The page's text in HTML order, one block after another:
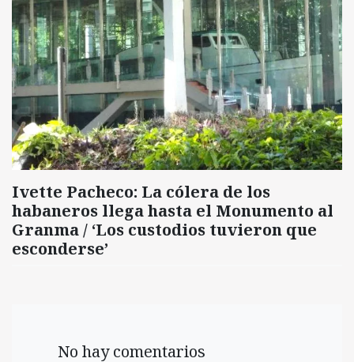
Ivette Pacheco: La cólera de los
habaneros llega hasta el Monumento al
Granma / ‘Los custodios tuvieron que
esconderse’
No hay comentarios